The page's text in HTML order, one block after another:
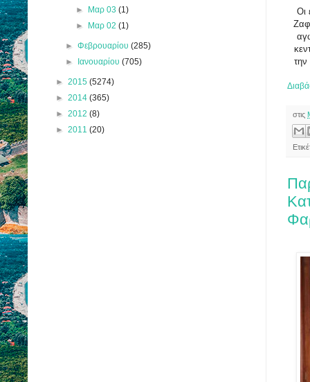
Οι
την
στις
► Μαρ 03 (1)
► Μαρ 02 (1)
►Φεβρουαρίου(285)
► Ιανουαρίου(705)
► 2015 (5274)
► 2014 (365)
► 2012 (8)
► 2011 (20)